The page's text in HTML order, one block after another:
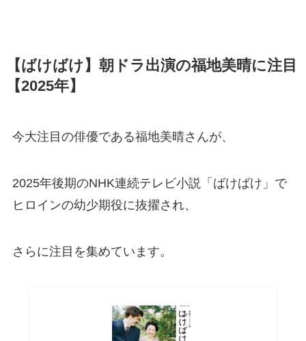
【ばけばけ】朝ドラ出演の福地美晴に注目
【2025年】
今大注目の俳優である福地美晴さんが、
2025年後期のNHK連続テレビ小説「ばけばけ」で
ヒロインの幼少期役に抜擢され、
さらに注目を集めています。